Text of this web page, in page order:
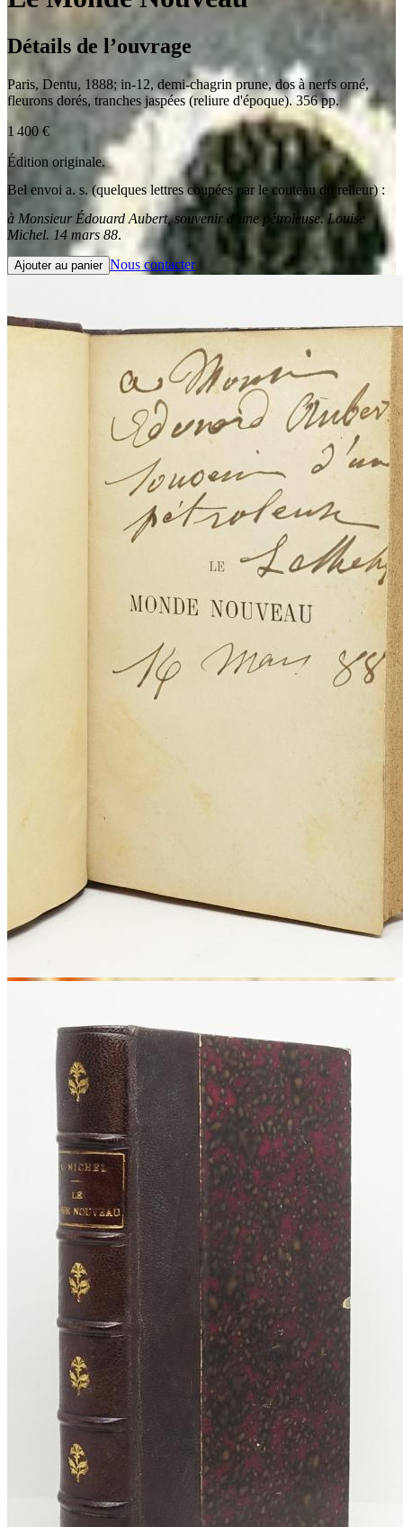
Détails de l’ouvrage
Paris, Dentu, 1888; in-12, demi-chagrin prune, dos à nerfs orné,
fleurons dorés, tranches jaspées (reliure d'époque). 356 pp.
1 400 €
Édition originale.
Bel envoi a. s. (quelques lettres coupées par le couteau du relieur) :
à Monsieur Édouard Aubert, souvenir d’une pétroleuse. Louise
Michel. 14 mars 88.
Ajouter au panier Nous contacter